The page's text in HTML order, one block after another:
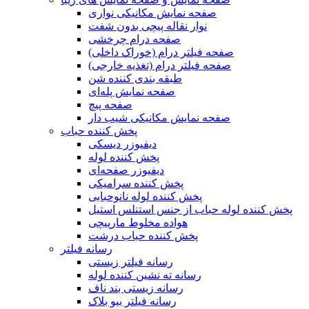
صفحه نمایش مکانیکی نواری
نوار نقاله پیچی بدون شفت
صفحه درام چرخشی
صفحه فیلتر درام (خوراک داخلی)
صفحه فیلتر درام (تغذیه خارجی)
طبقه بندی کننده شن
صفحه نمایش پله‌ای
صفحه پیچ
صفحه نمایش مکانیکی شیب دار
پخش کننده حباب
دیفیوزر دیسکی
پخش کننده لوله
دیفیوزر صفحه‌ای
پخش کننده سرامیکی
پخش کننده لوله نانوحبابی
پخش کننده لوله حباب از جنس استنلس استیل
هواده مخلوط مارپیچی
پخش کننده حباب درشت
رسانه فیلتر
رسانه فیلتر زیستی
رسانه ته نشین کننده لوله
رسانه زیستی بند ناف
رسانه فیلتر بیو بلاک